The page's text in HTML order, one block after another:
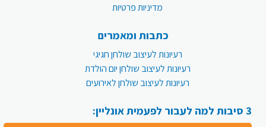
מדיניות פרטיות
כתבות ומאמרים
רעיונות לעיצוב שולחן חגיגי
רעיונות לעיצוב שולחן יום הולדת
רעיונות לעיצוב שולחן לאירועים
3 סיבות למה לעבור לפעמית אונליין: